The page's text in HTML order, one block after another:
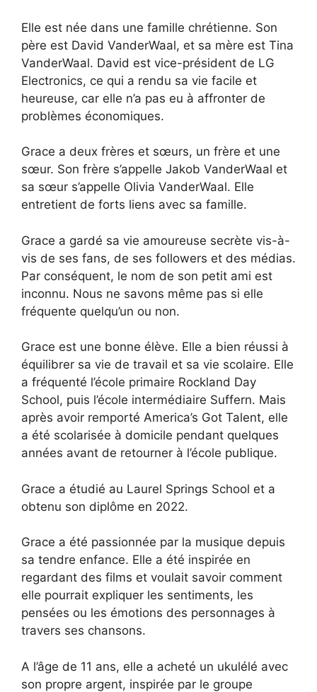
Elle est née dans une famille chrétienne. Son
père est David VanderWaal, et sa mère est Tina
VanderWaal. David est vice-président de LG
Electronics, ce qui a rendu sa vie facile et
heureuse, car elle n’a pas eu à affronter de
problèmes économiques.
Grace a deux frères et sœurs, un frère et une
sœur. Son frère s’appelle Jakob VanderWaal et
sa sœur s’appelle Olivia VanderWaal. Elle
entretient de forts liens avec sa famille.
Grace a gardé sa vie amoureuse secrète vis-à-
vis de ses fans, de ses followers et des médias.
Par conséquent, le nom de son petit ami est
inconnu. Nous ne savons même pas si elle
fréquente quelqu’un ou non.
Grace est une bonne élève. Elle a bien réussi à
équilibrer sa vie de travail et sa vie scolaire. Elle
a fréquenté l’école primaire Rockland Day
School, puis l’école intermédiaire Suffern. Mais
après avoir remporté America’s Got Talent, elle
a été scolarisée à domicile pendant quelques
années avant de retourner à l’école publique.
Grace a étudié au Laurel Springs School et a
obtenu son diplôme en 2022.
Grace a été passionnée par la musique depuis
sa tendre enfance. Elle a été inspirée en
regardant des films et voulait savoir comment
elle pourrait expliquer les sentiments, les
pensées ou les émotions des personnages à
travers ses chansons.
A l’âge de 11 ans, elle a acheté un ukulélé avec
son propre argent, inspirée par le groupe